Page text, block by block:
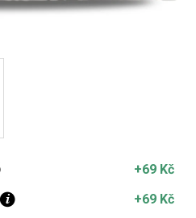
+69 Kč
+69 Kč